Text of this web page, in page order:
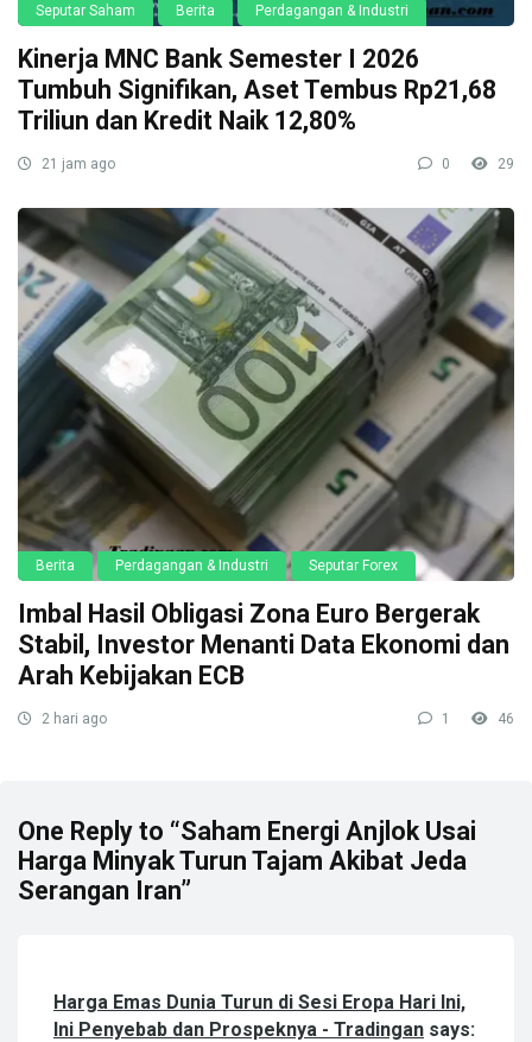
Seputar Saham Berita Perdagangan & Industri
Kinerja MNC Bank Semester I 2026
Tumbuh Signifikan, Aset Tembus Rp21,68
Triliun dan Kredit Naik 12,80%
21 jam ago 0 29
Berita Perdagangan & Industri Seputar Forex
Imbal Hasil Obligasi Zona Euro Bergerak
Stabil, Investor Menanti Data Ekonomi dan
Arah Kebijakan ECB
2 hari ago 1 46
One Reply to “Saham Energi Anjlok Usai
Harga Minyak Turun Tajam Akibat Jeda
Serangan Iran”
Harga Emas Dunia Turun di Sesi Eropa Hari Ini,
Ini Penyebab dan Prospeknya - Tradingan says: